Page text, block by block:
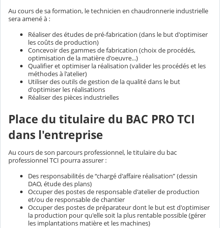
Au cours de sa formation, le technicien en chaudronnerie industrielle
sera amené à :
Réaliser des études de pré-fabrication (dans le but d'optimiser
les coûts de production)
Concevoir des gammes de fabrication (choix de procédés,
optimisation de la matière d'oeuvre...)
Qualifier et optimiser la réalisation (valider les procédés et les
méthodes à l'atelier)
Utiliser des outils de gestion de la qualité dans le but
d'optimiser les réalisations
Réaliser des pièces industrielles
Place du titulaire du BAC PRO TCI
dans l'entreprise
Au cours de son parcours professionnel, le titulaire du bac
professionnel TCI pourra assurer :
Des responsabilités de “chargé d'affaire réalisation” (dessin
DAO, étude des plans)
Occuper des postes de responsable d'atelier de production
et/ou de responsable de chantier
Occuper des postes de préparateur dont le but est d'optimiser
la production pour qu'elle soit la plus rentable possible (gérer
les implantations matière et les machines)